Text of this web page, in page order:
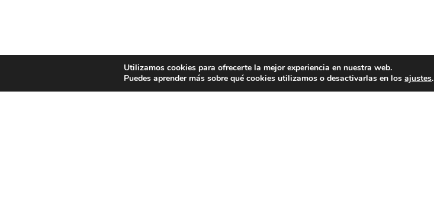
Utilizamos cookies para ofrecerte la mejor experiencia en nuestra web.
Puedes aprender más sobre qué cookies utilizamos o desactivarlas en losajustes.